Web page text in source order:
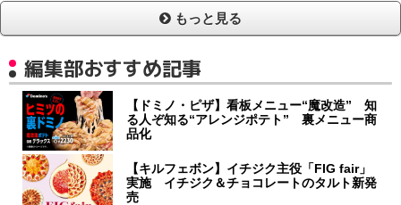
もっと見る
編集部おすすめ記事
【ドミノ・ピザ】看板メニュー“魔改造” 知
る人ぞ知る“アレンジポテト” 裏メニュー商
品化
【キルフェボン】イチジク主役「FIG fair」
実施 イチジク＆チョコレートのタルト新発
売